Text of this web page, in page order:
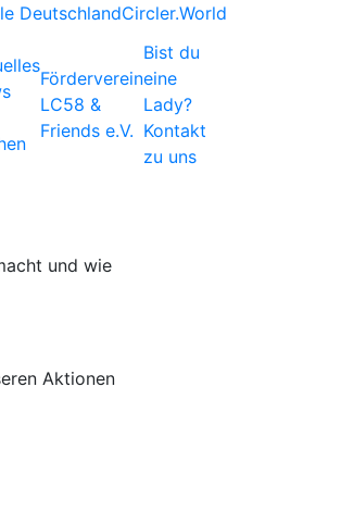
DeutschlandCircler.World
Förderverein
LC58 &
Friends e.V.
Bist du
eine
Lady?
Kontakt
zu uns
und wie
Aktionen